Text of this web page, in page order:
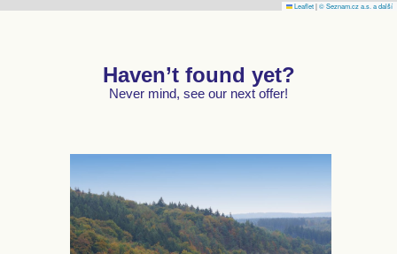
Leaflet|© Seznam.cz a.s. a další
Haven’t found yet?
Never mind, see our next offer!